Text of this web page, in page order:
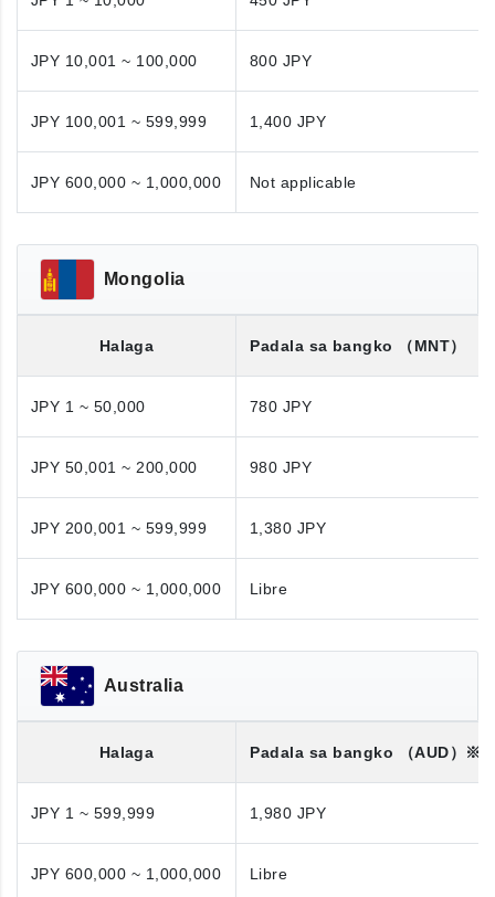
JPY 10,001 ~ 100,000 800 JPY
JPY 100,001 ~ 599,999 1,400 JPY
JPY 600,000 ~ 1,000,000 Not applicable
Mongolia
Halaga Padala sa bangko （MNT）
JPY 1 ~ 50,000 780 JPY
JPY 50,001 ~ 200,000 980 JPY
JPY 200,001 ~ 599,999 1,380 JPY
JPY 600,000 ~ 1,000,000 Libre
Australia
Halaga Padala sa bangko （AUD）※
JPY 1 ~ 599,999 1,980 JPY
JPY 600,000 ~ 1,000,000 Libre